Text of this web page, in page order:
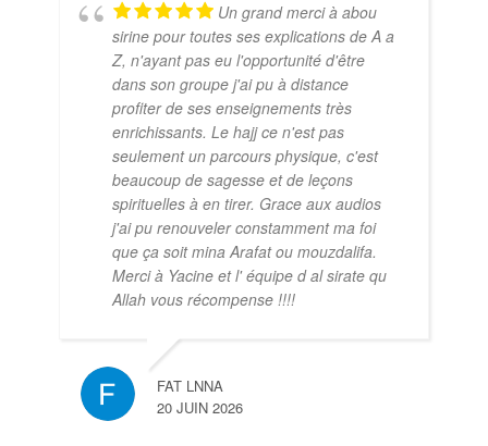
Un grand merci à abou
sirine pour toutes ses explications de A a
Z, n'ayant pas eu l'opportunité d'être
dans son groupe j'ai pu à distance
profiter de ses enseignements très
enrichissants. Le hajj ce n'est pas
seulement un parcours physique, c'est
beaucoup de sagesse et de leçons
spirituelles à en tirer. Grace aux audios
j'ai pu renouveler constamment ma foi
que ça soit mina Arafat ou mouzdalifa.
Merci à Yacine et l' équipe d al sirate qu
Allah vous récompense !!!!
FAT LNNA
20 JUIN 2026